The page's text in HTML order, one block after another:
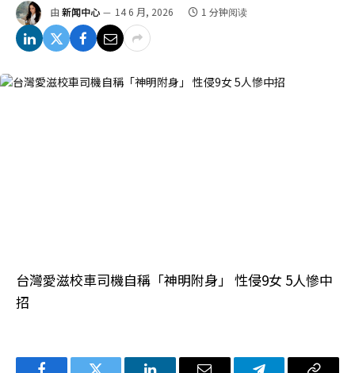
由 新闻中心 14 6 月, 2026 1 分钟阅读
台灣愛滋校車司機自稱「神明附身」 性侵9女 5人慘中
招